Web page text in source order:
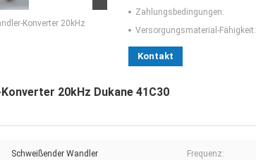
Konverter 20kHz
Zahlungsbedingungen:
Versorgungsmaterial-Fähigkeit:
Kontakt
20kHz Dukane 41C30
Schweißender Wandler Frequenz: